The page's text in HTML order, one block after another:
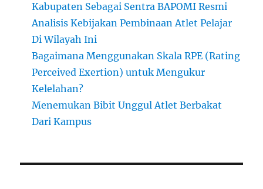
Kabupaten Sebagai Sentra BAPOMI Resmi
Analisis Kebijakan Pembinaan Atlet Pelajar
Di Wilayah Ini
Bagaimana Menggunakan Skala RPE (Rating
Perceived Exertion) untuk Mengukur
Kelelahan?
Menemukan Bibit Unggul Atlet Berbakat
Dari Kampus